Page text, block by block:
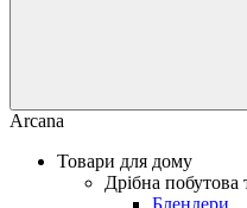
Arcana
Товари для дому
Дрібна побутова
Блендери